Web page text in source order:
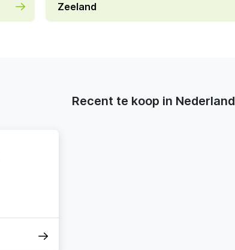
Zeeland
Recent te koop in Nederland